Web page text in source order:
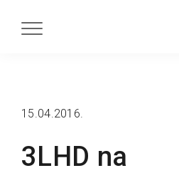
3LHD na
15.04.2016.